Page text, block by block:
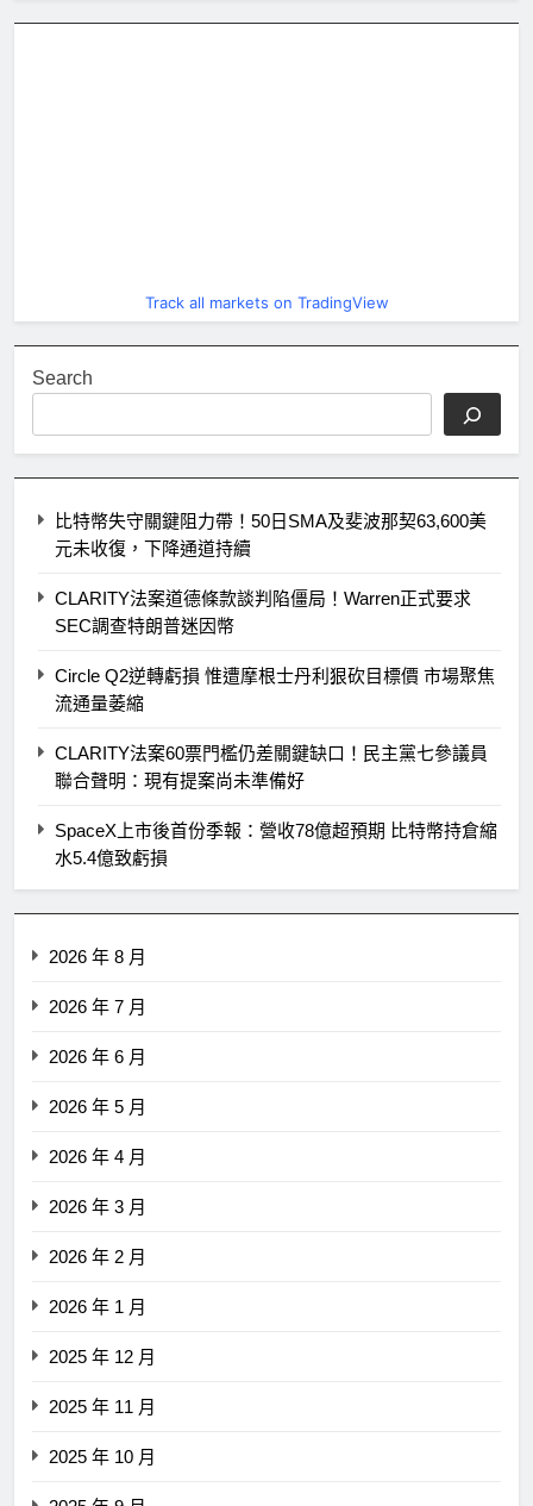
Track all markets on TradingView
Search
比特幣失守關鍵阻力帶！50日SMA及斐波那契63,600美
元未收復，下降通道持續
CLARITY法案道德條款談判陷僵局！Warren正式要求
SEC調查特朗普迷因幣
Circle Q2逆轉虧損 惟遭摩根士丹利狠砍目標價 市場聚焦
流通量萎縮
CLARITY法案60票門檻仍差關鍵缺口！民主黨七參議員
聯合聲明：現有提案尚未準備好
SpaceX上市後首份季報：營收78億超預期 比特幣持倉縮
水5.4億致虧損
2026 年 8 月
2026 年 7 月
2026 年 6 月
2026 年 5 月
2026 年 4 月
2026 年 3 月
2026 年 2 月
2026 年 1 月
2025 年 12 月
2025 年 11 月
2025 年 10 月